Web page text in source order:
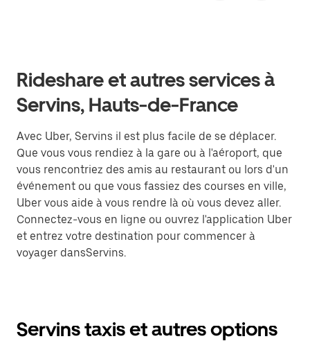
Rideshare et autres services à
Servins, Hauts-de-France
Avec Uber, Servins il est plus facile de se déplacer.
Que vous vous rendiez à la gare ou à l'aéroport, que
vous rencontriez des amis au restaurant ou lors d'un
événement ou que vous fassiez des courses en ville,
Uber vous aide à vous rendre là où vous devez aller.
Connectez-vous en ligne ou ouvrez l'application Uber
et entrez votre destination pour commencer à
voyager dansServins.
Servins taxis et autres options